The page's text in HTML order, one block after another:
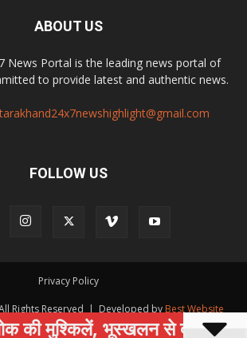
ABOUT US
News Portal is the leading news portal of
to provide latest and authentic news.
FOLLOW US
Privacy Policy
Rights Reserved | Developed byBest Website
Development Company
मुश्किलें, भूस्खलन से दहशत में